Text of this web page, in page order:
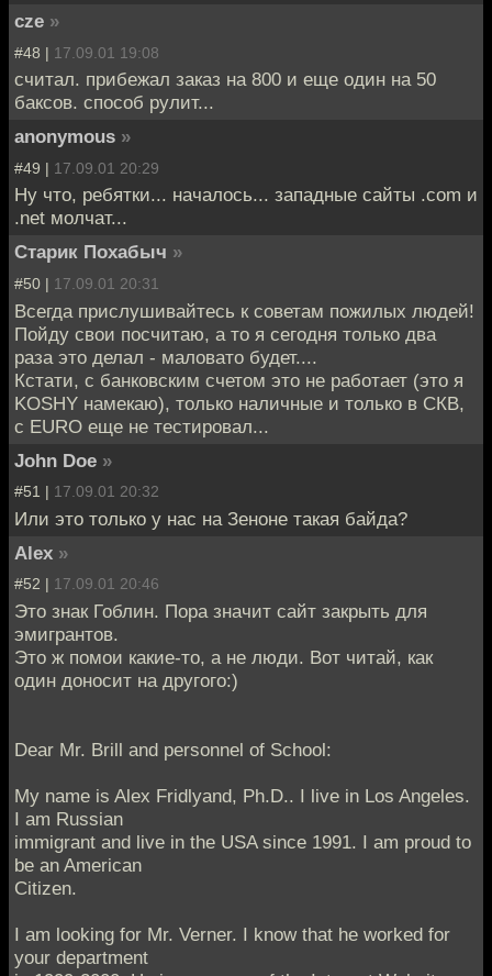
cze »
#48 | 17.09.01 19:08
считал. прибежал заказ на 800 и еще один на 50
баксов. способ рулит...
anonymous »
#49 | 17.09.01 20:29
Ну что, ребятки... началось... западные сайты .com и
.net молчат...
Старик Похабыч »
#50 | 17.09.01 20:31
Всегда прислушивайтесь к советам пожилых людей!
Пойду свои посчитаю, а то я сегодня только два
раза это делал - маловато будет....
Кстати, с банковским счетом это не работает (это я
KOSHY намекаю), только наличные и только в СКВ,
с EURO еще не тестировал...
John Doe »
#51 | 17.09.01 20:32
Или это только у нас на Зеноне такая байда?
Alex »
#52 | 17.09.01 20:46
Это знак Гоблин. Пора значит сайт закрыть для
эмигрантов.
Это ж помои какие-то, а не люди. Вот читай, как
один доносит на другого:)
Dear Mr. Brill and personnel of School:
My name is Alex Fridlyand, Ph.D.. I live in Los Angeles.
I am Russian
immigrant and live in the USA since 1991. I am proud to
be an American
Citizen.
I am looking for Mr. Verner. I know that he worked for
your department